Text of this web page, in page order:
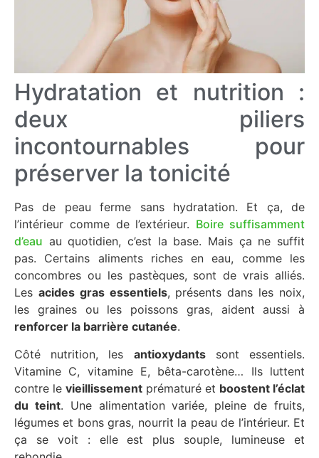
Hydratation et nutrition :
deux piliers
incontournables pour
préserver la tonicité
Pas de peau ferme sans hydratation. Et ça, de
l’intérieur comme de l’extérieur. Boire suffisamment
d’eau au quotidien, c’est la base. Mais ça ne suffit
pas. Certains aliments riches en eau, comme les
concombres ou les pastèques, sont de vrais alliés.
Les acides gras essentiels, présents dans les noix,
les graines ou les poissons gras, aident aussi à
renforcer la barrière cutanée.
Côté nutrition, les antioxydantssont essentiels.
Vitamine C, vitamine E, bêta-carotène… Ils luttent
contre le vieillissement prématuré et boostent l’éclat
du teint. Une alimentation variée, pleine de fruits,
légumes et bons gras, nourrit la peau de l’intérieur. Et
ça se voit : elle est plus souple, lumineuse et